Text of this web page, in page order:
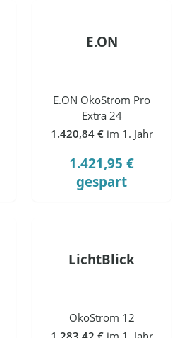
E.ON
E.ON ÖkoStrom Pro
Extra 24
1.420,84 € im 1. Jahr
1.421,95 €
gespart
LichtBlick
ÖkoStrom 12